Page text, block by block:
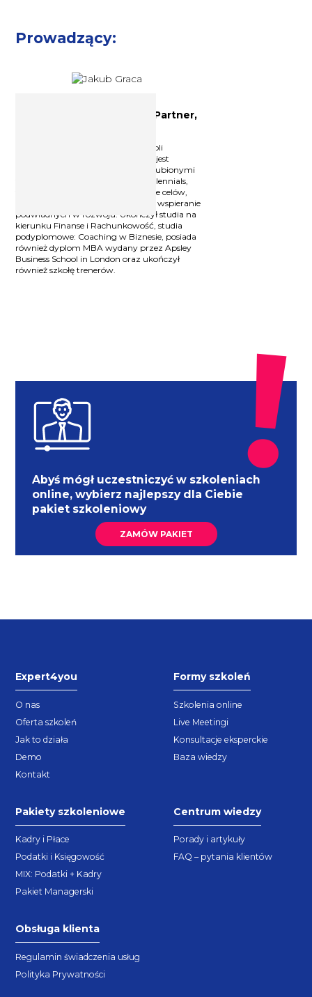
Prowadzący:
Trener, Coach, HR Biznes Partner,
Wspiera managerów w pełnieniu roli
przywódców, prowadzi szkolenia i jest
wykładowcą na uczelni wyższej. Ulubionymi
tematami Jakuba są: Pokolenie Millennials,
typologia osobowości, wyznaczanie celów,
informacja zwrotna, komunikacja, wspieranie
podwładnych w rozwoju. Ukończył studia na
kierunku Finanse i Rachunkowość, studia
podyplomowe: Coaching w Biznesie, posiada
również dyplom MBA wydany przez Apsley
Business School in London oraz ukończył
również szkołę trenerów.
Abyś mógł uczestniczyć w szkoleniach
online, wybierz najlepszy dla Ciebie
pakiet szkoleniowy
ZAMÓW PAKIET
Expert4you
O nas
Oferta szkoleń
Jak to działa
Demo
Kontakt
Formy szkoleń
Szkolenia online
Live Meetingi
Konsultacje eksperckie
Baza wiedzy
Pakiety szkoleniowe
Kadry i Płace
Podatki i Księgowość
MIX: Podatki + Kadry
Pakiet Managerski
Centrum wiedzy
Porady i artykuły
FAQ – pytania klientów
Obsługa klienta
Regulamin świadczenia usług
Polityka Prywatności